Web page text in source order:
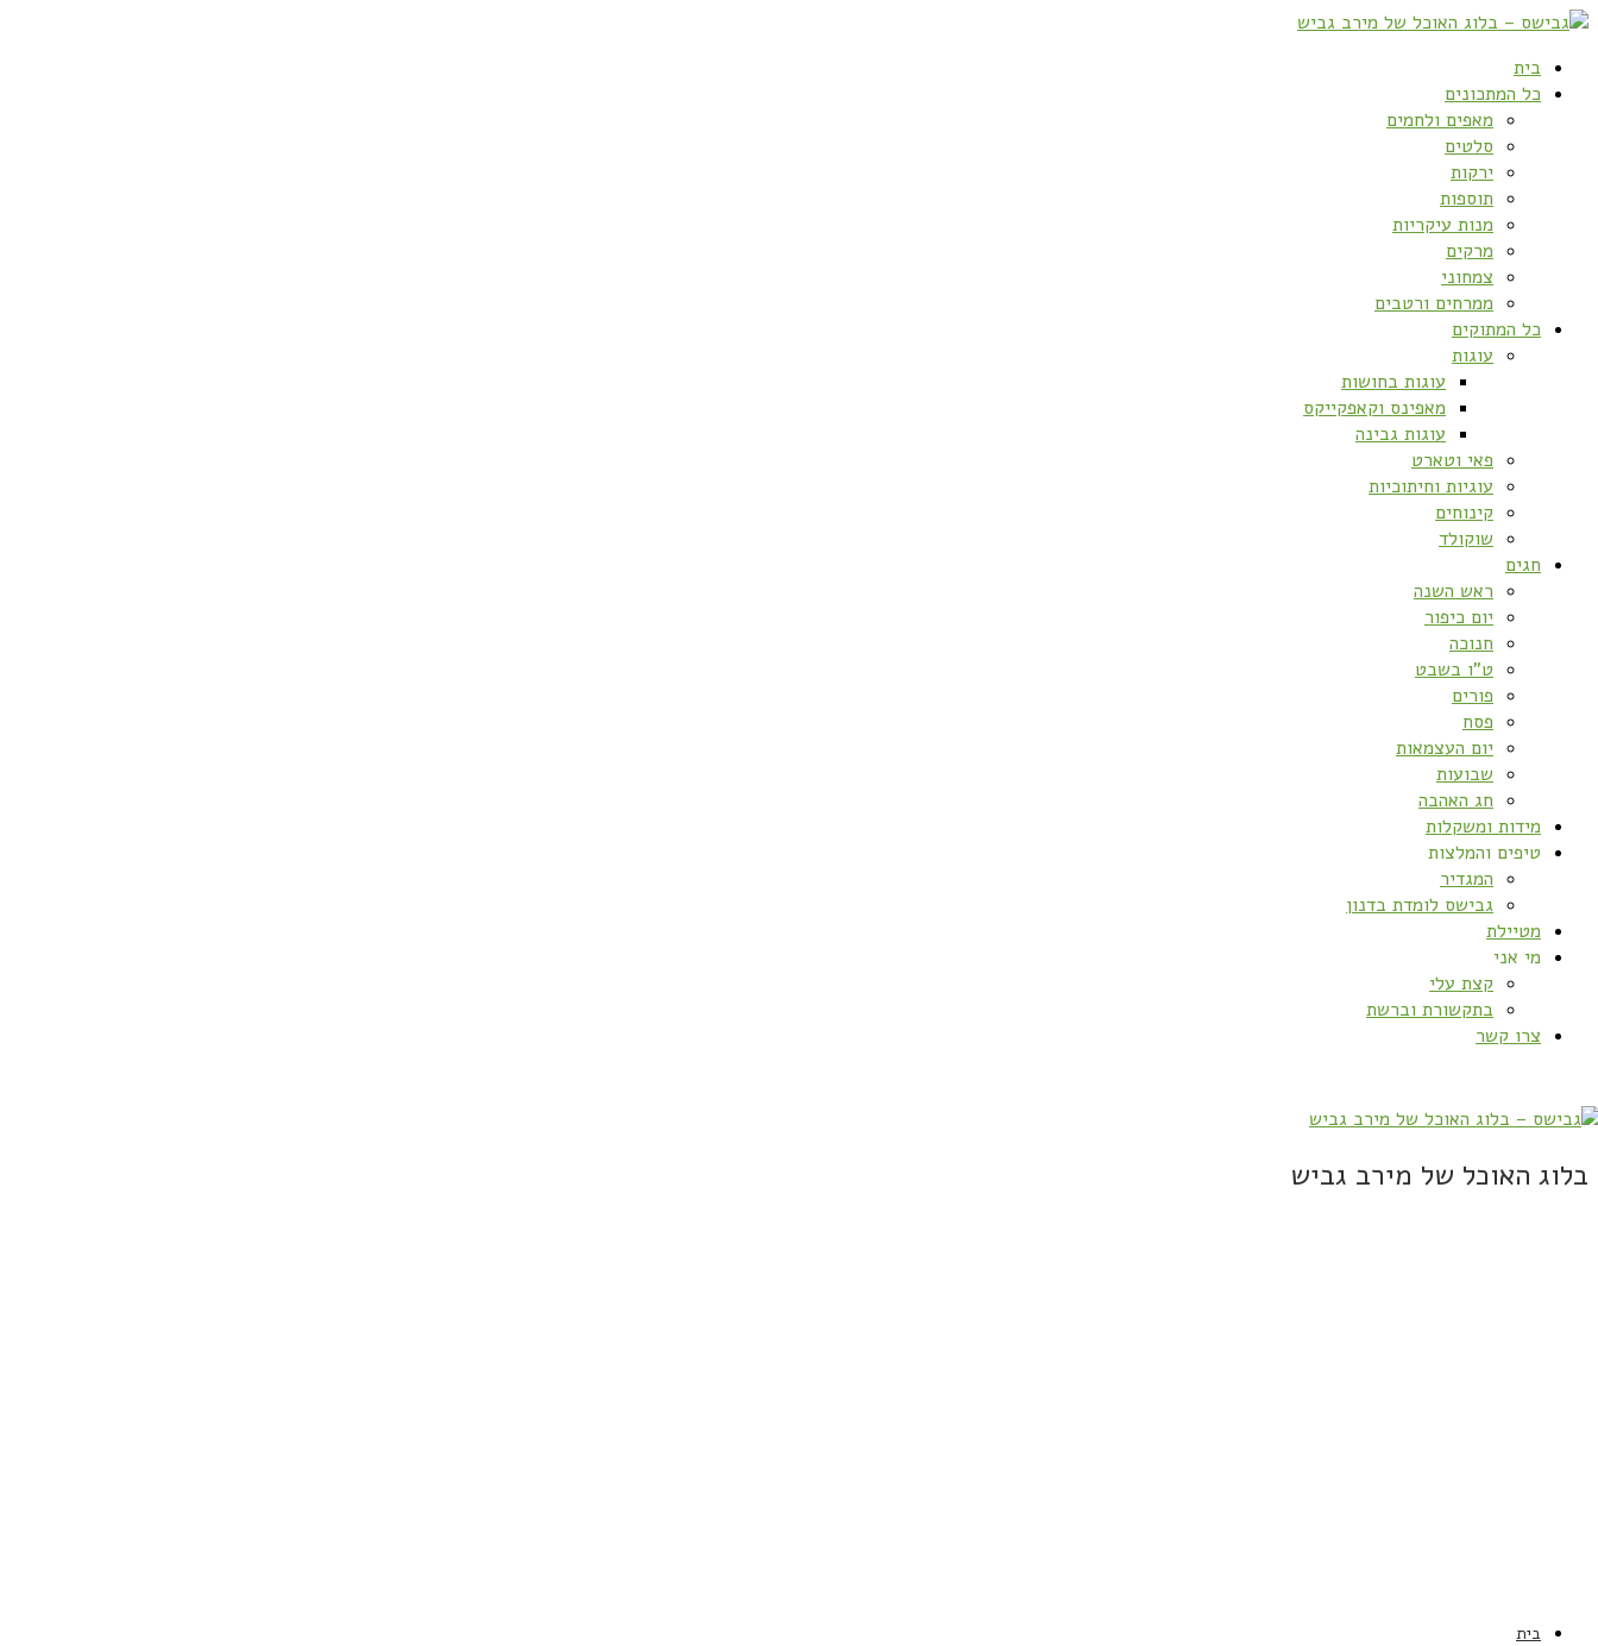
בית
כל המתכונים
מאפים ולחמים
סלטים
ירקות
תוספות
מנות עיקריות
מרקים
צמחוני
ממרחים ורטבים
כל המתוקים
עוגות
עוגות בחושות
מאפינס וקאפקייקס
עוגות גבינה
פאי וטארט
עוגיות וחיתוכיות
קינוחים
שוקולד
חגים
ראש השנה
יום כיפור
חנוכה
ט”ו בשבט
פורים
פסח
יום העצמאות
שבועות
חג האהבה
מידות ומשקלות
טיפים והמלצות
המגדיר
גבישס לומדת בדנון
מטיילת
מי אני
קצת עלי
בתקשורת וברשת
צרו קשר
בלוג האוכל של מירב גביש
בית